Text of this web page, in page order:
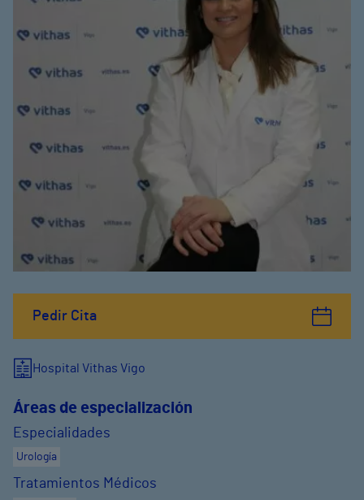
Pedir Cita
Hospital Vithas Vigo
Áreas de especialización
Especialidades
Urología
Tratamientos Médicos